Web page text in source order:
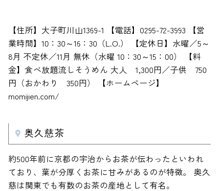
【住所】大子町川山1369-1 【電話】0295-72-3993 【営
業時間】10：30～16：30（L.O.） 【定休日】水曜／5～
8月 不定休／11月 無休（水曜 10：30～15：00） 【料
金】食べ放題流しそうめん 大人 1,300円／子供 750
円（おかわり 350円） 【ホームページ】
momijien.com/
奥久慈茶
約500年前に京都の宇治からお茶が伝わったといわれ
ており、葉が分厚くお茶に甘みがあるのが特徴。 奥久
慈は関東でも有数のお茶の産地として有名。